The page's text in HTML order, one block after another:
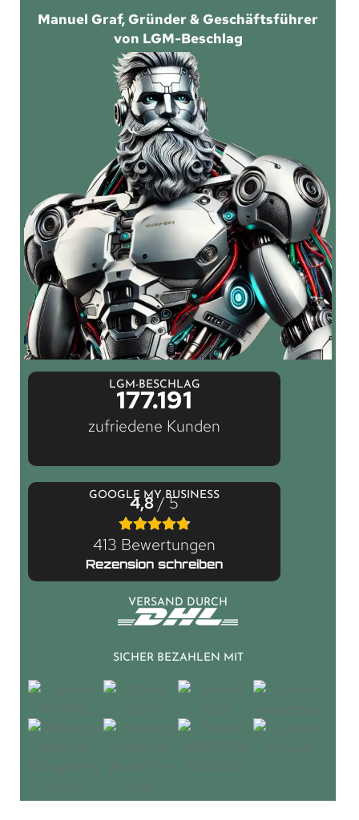
Manuel Graf, Gründer & Geschäftsführer
von LGM-Beschlag
LGM-BESCHLAG
177.191
zufriedene Kunden
GOOGLE MY BUSINESS
4,8/ 5
413 Bewertungen
Rezension schreiben
VERSAND DURCH
SICHER BEZAHLEN MIT